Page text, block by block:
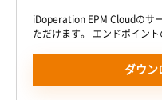
iDoperation EPM Cloudのサ
ただけます。 エンドポイント
ダウン